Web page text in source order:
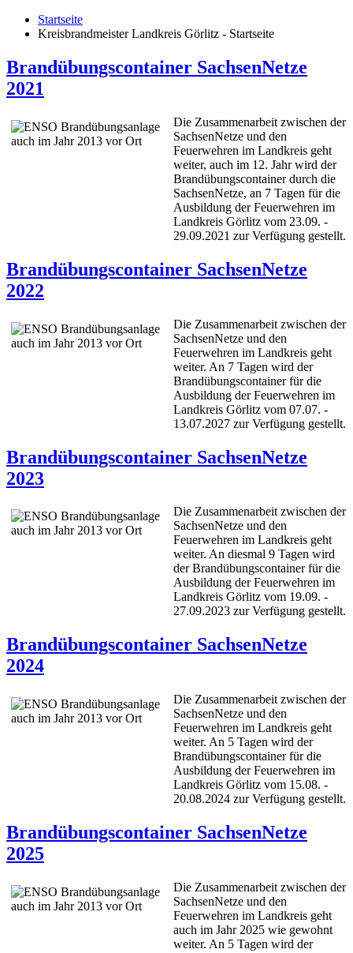
Startseite
Kreisbrandmeister Landkreis Görlitz - Startseite
Brandübungscontainer SachsenNetze
2021
Die Zusammenarbeit zwischen der
SachsenNetze und den
Feuerwehren im Landkreis geht
weiter, auch im 12. Jahr wird der
Brandübungscontainer durch die
SachsenNetze, an 7 Tagen für die
Ausbildung der Feuerwehren im
Landkreis Görlitz vom 23.09. -
29.09.2021 zur Verfügung gestellt.
Brandübungscontainer SachsenNetze
2022
Die Zusammenarbeit zwischen der
SachsenNetze und den
Feuerwehren im Landkreis geht
weiter. An 7 Tagen wird der
Brandübungscontainer für die
Ausbildung der Feuerwehren im
Landkreis Görlitz vom 07.07. -
13.07.2027 zur Verfügung gestellt.
Brandübungscontainer SachsenNetze
2023
Die Zusammenarbeit zwischen der
SachsenNetze und den
Feuerwehren im Landkreis geht
weiter. An diesmal 9 Tagen wird
der Brandübungscontainer für die
Ausbildung der Feuerwehren im
Landkreis Görlitz vom 19.09. -
27.09.2023 zur Verfügung gestellt.
Brandübungscontainer SachsenNetze
2024
Die Zusammenarbeit zwischen der
SachsenNetze und den
Feuerwehren im Landkreis geht
weiter. An 5 Tagen wird der
Brandübungscontainer für die
Ausbildung der Feuerwehren im
Landkreis Görlitz vom 15.08. -
20.08.2024 zur Verfügung gestellt.
Brandübungscontainer SachsenNetze
2025
Die Zusammenarbeit zwischen der
SachsenNetze und den
Feuerwehren im Landkreis geht
auch im Jahr 2025 wie gewohnt
weiter. An 5 Tagen wird der